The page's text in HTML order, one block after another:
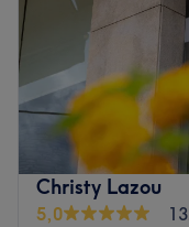
Κυριακή
At Hed, hair beauty
created a space
for the hair and
products of high
vision is simple: to
hair while keeping it
Christy Lazou
5,0